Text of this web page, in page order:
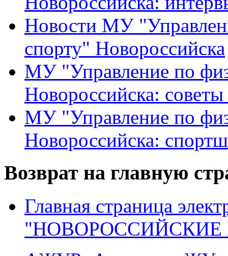
Новости МУ
спорту" Новороссийска
МУ "Управление по
Новороссийска:
МУ "Управление по
Новороссийска:
Возврат на главную
Главная страница
"НОВОРОССИЙСКИЕ